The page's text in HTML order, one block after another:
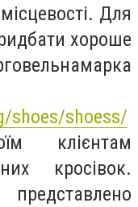
Для
хороше
овельнамарка
shoes/shoess/
клієнтам
кросівок.
представлено